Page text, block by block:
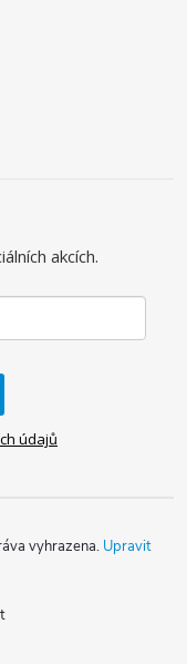
akcích.
údajů
vyhrazena. Upravit